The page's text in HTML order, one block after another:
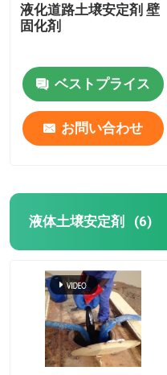
液化道路土壌安定剤 壁
固化剤
ベストプライス
お問い合わせ
液体土壌安定剤 (6)